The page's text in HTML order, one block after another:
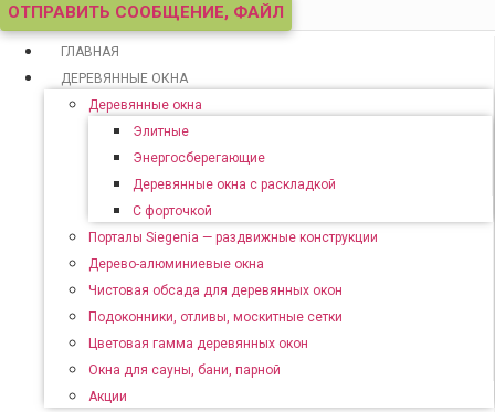
ОТПРАВИТЬ СООБЩЕНИЕ, ФАЙЛ
ГЛАВНАЯ
ДЕРЕВЯННЫЕ ОКНА
Деревянные окна
Элитные
Энергосберегающие
Деревянные окна с раскладкой
С форточкой
Порталы Siegenia — раздвижные конструкции
Дерево-алюминиевые окна
Чистовая обсада для деревянных окон
Подоконники, отливы, москитные сетки
Цветовая гамма деревянных окон
Окна для сауны, бани, парной
Акции